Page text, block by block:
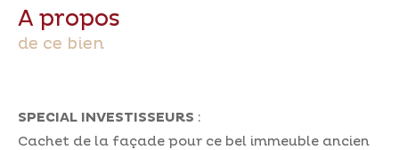
a propos
de ce bien
SPECIAL INVESTISSEURS :
Cachet de la façade pour ce bel immeuble ancien